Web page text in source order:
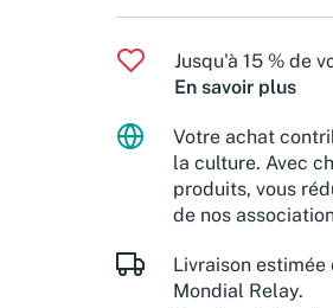
Jusqu'à 15 % de
En savoir plus
Votre achat
la culture. Avec
produits, vous
de nos
Livraison estimée
Mondial Relay.